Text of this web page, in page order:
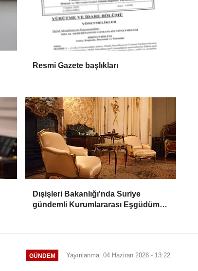
Resmi Gazete başlıkları
Dışişleri Bakanlığı'nda Suriye
gündemli Kurumlararası Eşgüdüm
GÜNDEM Yayınlanma: 04 Haziran 2026 - 13:22